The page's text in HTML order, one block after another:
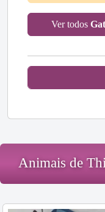
Ver todos
Animais de